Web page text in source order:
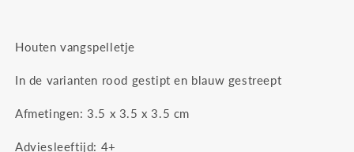
Houten vangspelletje
In de varianten rood gestipt en blauw gestreept
Afmetingen: 3.5 x 3.5 x 3.5 cm
Adviesleeftijd: 4+